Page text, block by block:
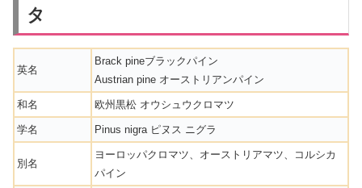
タ
英名
Brack pineブラックパイン
Austrian pine オーストリアンパイン
和名 欧州黒松 オウシュウクロマツ
学名 Pinus nigra ピヌス ニグラ
別名
ヨーロッパクロマツ、オーストリアマツ、コルシカ
パイン